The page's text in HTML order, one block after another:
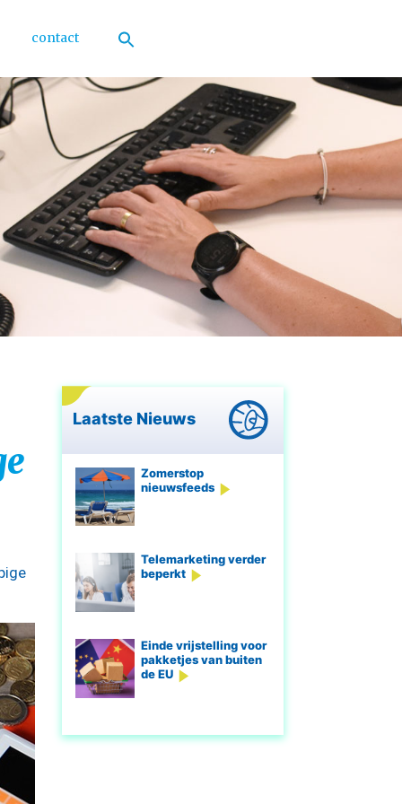
contact
Laatste Nieuws
Zomerstop
nieuwsfeeds
Telemarketing verder
beperkt
Einde vrijstelling voor
pakketjes van buiten
de EU